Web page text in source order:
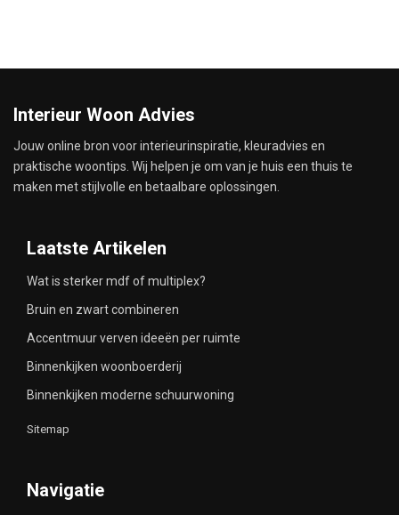
Interieur Woon Advies
Jouw online bron voor interieurinspiratie, kleuradvies en
praktische woontips. Wij helpen je om van je huis een thuis te
maken met stijlvolle en betaalbare oplossingen.
Laatste Artikelen
Wat is sterker mdf of multiplex?
Bruin en zwart combineren
Accentmuur verven ideeën per ruimte
Binnenkijken woonboerderij
Binnenkijken moderne schuurwoning
Sitemap
Navigatie